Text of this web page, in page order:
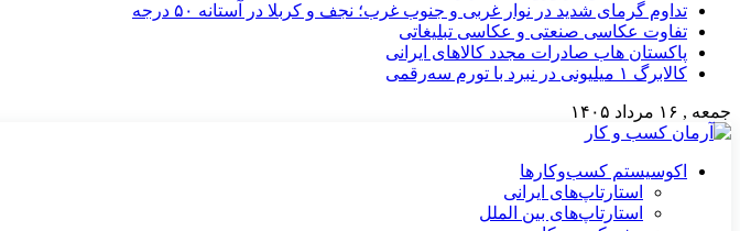
تداوم گرمای شدید در نوار غربی و جنوب غرب؛ نجف و کربلا در آستانه ۵۰ درجه
تفاوت عکاسی صنعتی و عکاسی تبلیغاتی
پاکستان هاب صادرات مجدد کالاهای ایرانی
کالابرگ ۱ میلیونی در نبرد با تورم سه‌رقمی
جمعه , ۱۶ مرداد ۱۴۰۵
اکوسیستم کسب‌وکارها
استارتاپ‌های ایرانی
استارتاپ‌های بین الملل